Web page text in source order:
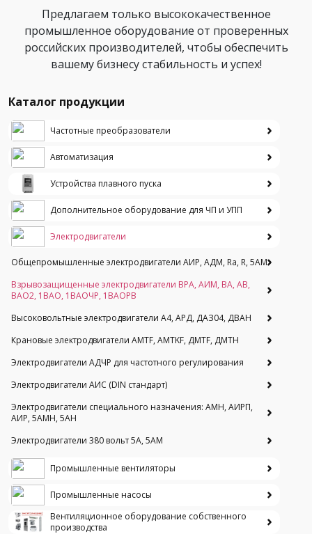
Предлагаем только высококачественное
промышленное оборудование от проверенных
российских производителей, чтобы обеспечить
вашему бизнесу стабильность и успех!
Каталог продукции
Частотные преобразователи
Автоматизация
Устройства плавного пуска
Дополнительное оборудование для ЧП и УПП
Электродвигатели
Общепромышленные электродвигатели АИР, АДМ, Ra, R, 5AM
Взрывозащищенные электродвигатели ВРА, АИМ, ВА, АВ,
ВАO2, 1ВАО, 1ВАОЧР, 1ВАОРВ
Высоковольтные электродвигатели A4, АРД, ДАЗ04, ДВАН
Крановые электродвигатели AMTF, AMTKF, ДMTF, ДМТН
Электродвигатели АДЧР для частотного регулирования
Электродвигатели АИС (DIN стандарт)
Электродвигатели специального назначения: АМН, АИРП,
АИР, 5АМН, 5АН
Электродвигатели 380 вольт 5А, 5АМ
Промышленные вентиляторы
Промышленные насосы
Вентиляционное оборудование собственного
производства